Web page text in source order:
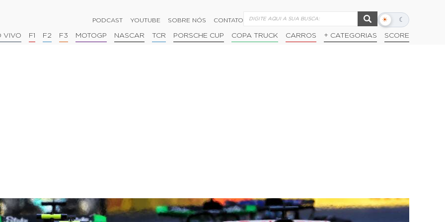
PODCAST YOUTUBE SOBRE NÓS CONTATO ☀ ☾
Alternar
escuro
VIVO F1 F2 F3 MOTOGP NASCAR TCR PORSCHE CUP COPA TRUCK CARROS + CATEGORIAS SCORE